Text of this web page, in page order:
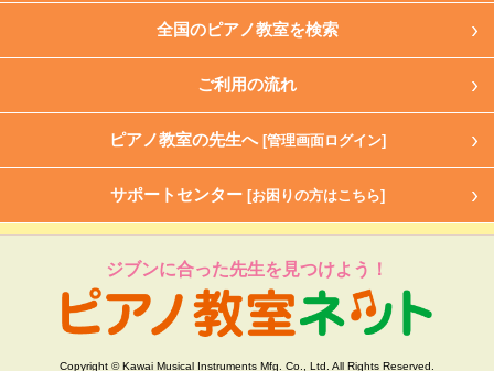
全国のピアノ教室を検索
ご利用の流れ
ピアノ教室の先生へ [管理画面ログイン]
サポートセンター [お困りの方はこちら]
ジブンに合った先生を見つけよう！
Copyright © Kawai Musical Instruments Mfg. Co., Ltd. All Rights Reserved.